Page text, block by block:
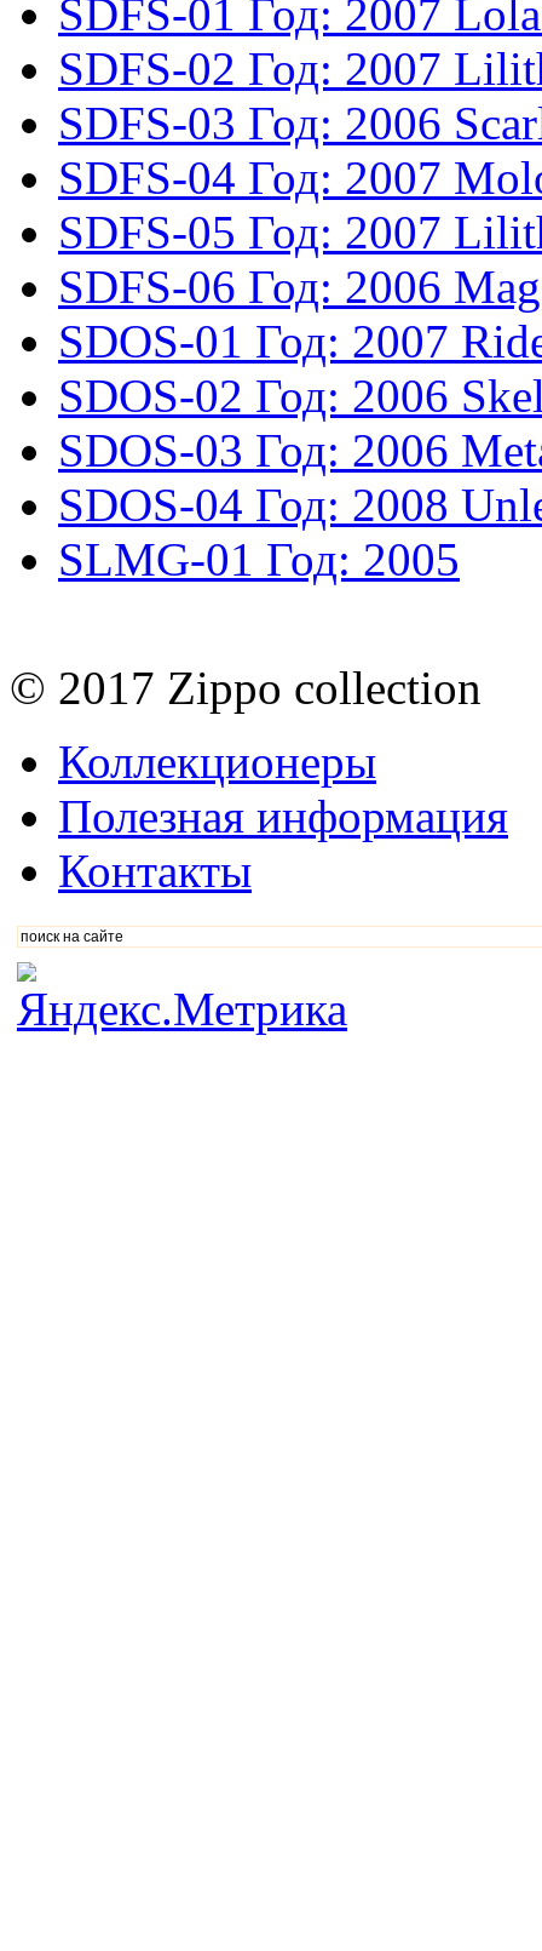
SDFS-01 Год: 2007
SDFS-02 Год: 2007
SDFS-03 Год: 2006
SDFS-04 Год: 2007
SDFS-05 Год: 2007
SDFS-06 Год: 2006
SDOS-01 Год: 2007
SDOS-02 Год: 2006
SDOS-03 Год: 2006
SDOS-04 Год: 2008
SLMG-01 Год: 2005
© 2017 Zippo collection
Коллекционеры
Полезная информация
Контакты